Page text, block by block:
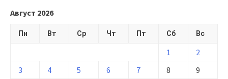
Август 2026
Пн Вт Ср Чт Пт Сб Вс
1
2
3
4 5 6 7 8
9